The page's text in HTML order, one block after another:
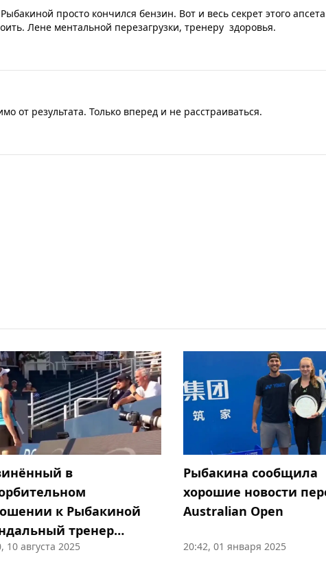
просто кончился бензин. Вот и весь секрет этого
Лене ментальной перезагрузки, тренеру здоровья.
от результата. Только вперед и не расстраиваться.
в
к Рыбакиной
тренер
к казахстанке
10 августа 2025
Рыбакина сообщила
хорошие новости
Australian Open
20:42, 01 января 2025